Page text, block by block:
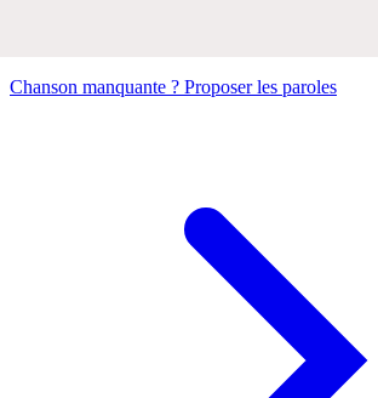
Chanson manquante ? Proposer les paroles